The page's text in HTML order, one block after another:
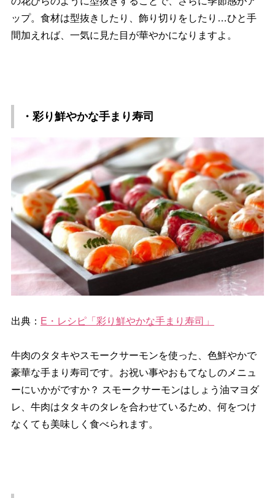
ップ。食材は型抜きしたり、飾り切りをしたり…ひと手
間加えれば、一気に見た目が華やかになりますよ。
・彩り鮮やかな手まり寿司
出典： E・レシピ「彩り鮮やかな手まり寿司」
牛肉のタタキやスモークサーモンを使った、色鮮やかで
豪華な手まり寿司です。お祝い事やおもてなしのメニュ
ーにいかがですか？ スモークサーモンはしょう油マヨダ
レ、牛肉はタタキのタレを合わせているため、何をつけ
なくても美味しく食べられます。